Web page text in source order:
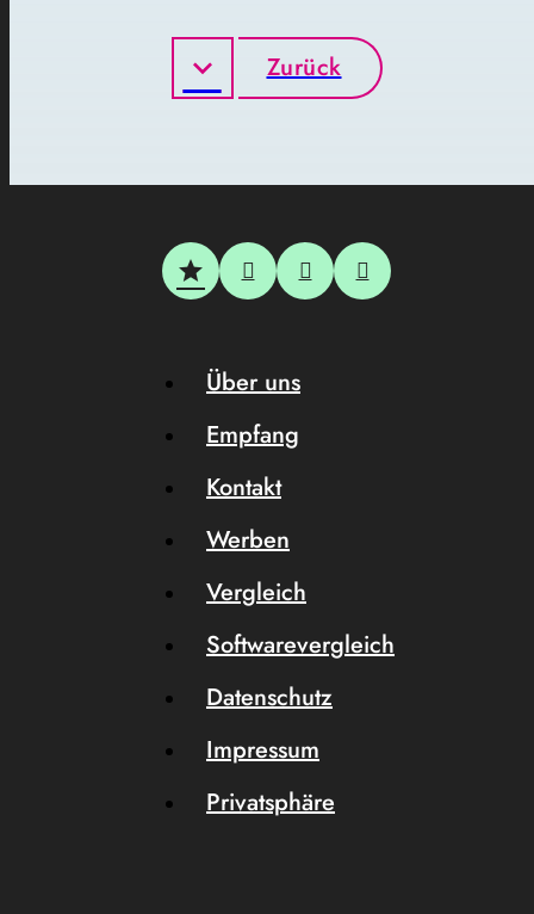
Zurück
Über uns
Empfang
Kontakt
Werben
Vergleich
Softwarevergleich
Datenschutz
Impressum
Privatsphäre